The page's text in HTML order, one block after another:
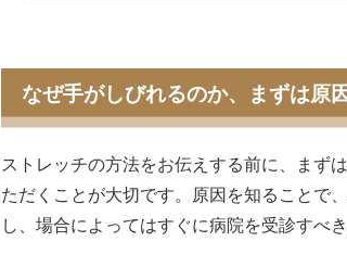
なぜ手がしびれるのか、まずは原
ストレッチの方法をお伝えする前に、まず
ただくことが大切です。原因を知ることで
し、場合によってはすぐに病院を受診すべ